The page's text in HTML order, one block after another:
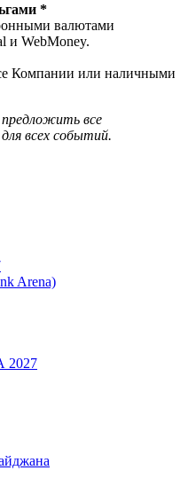
*
валютами
и WebMoney.
Компании или наличными
все
всех событий.
Arena)
2027